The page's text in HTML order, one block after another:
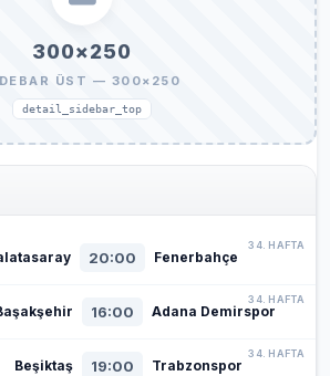
300×250
ÜST — 300×250
detail_sidebar_top
20:00 Fenerbahçe
34. HAFTA
16:00 Adana Demirspor
34. HAFTA
Beşiktaş 19:00 Trabzonspor
34. HAFTA